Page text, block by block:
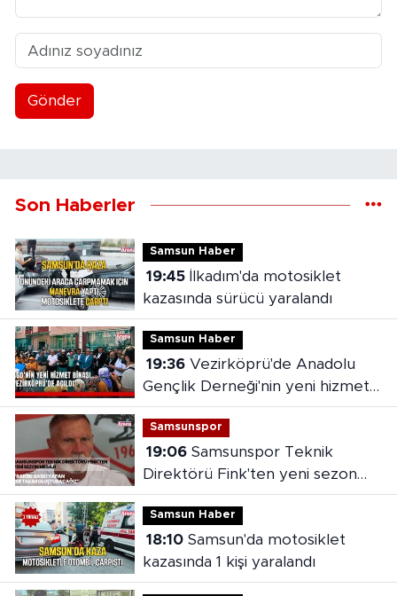
Gönder
Son Haberler
Samsun Haber
19:45İlkadım'da motosiklet
kazasında sürücü yaralandı
Samsun Haber
19:36Vezirköprü'de Anadolu
Gençlik Derneği'nin yeni hizmet
binası açıldı
Samsunspor
19:06Samsunspor Teknik
Direktörü Fink'ten yeni sezon
mesajı
Samsun Haber
18:10Samsun'da motosiklet
kazasında 1 kişi yaralandı